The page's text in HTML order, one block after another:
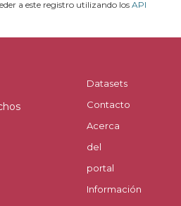
a este registro utilizando los API
Datasets
Contacto
Acerca
del
portal
Información